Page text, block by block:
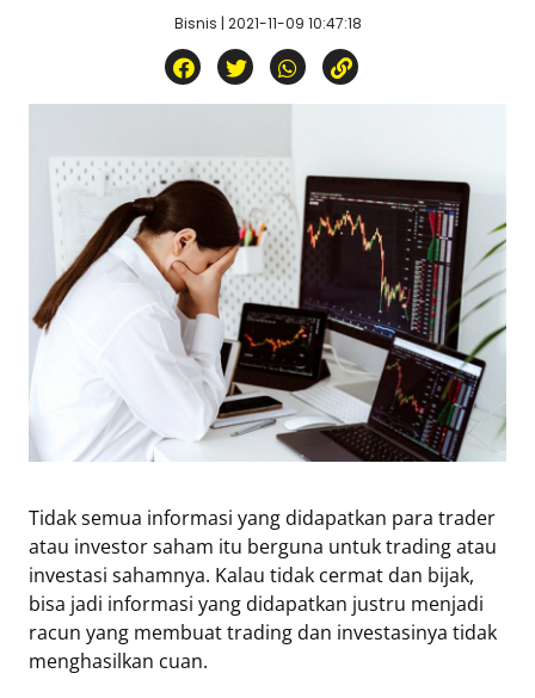
Bisnis | 2021-11-09 10:47:18
Tidak semua informasi yang didapatkan para trader
atau investor saham itu berguna untuk trading atau
investasi sahamnya. Kalau tidak cermat dan bijak,
bisa jadi informasi yang didapatkan justru menjadi
racun yang membuat trading dan investasinya tidak
menghasilkan cuan.
Network
Republika
Republika
ihram.republika.co.id
repjogja.republika.co.id
Republika
IQRA